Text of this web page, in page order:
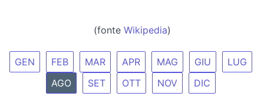
(fonte Wikipedia)
GEN FEB MAR APR MAG GIU
LUG
AGO
SET OTT NOV DIC